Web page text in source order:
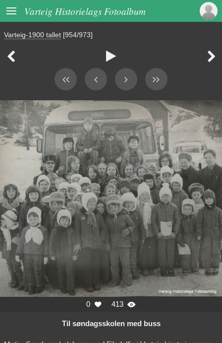
 Varteig Historielags Fotoalbum
Varteig-1900 tallet [954/973]
  
0  413 
Til søndagsskolen med buss